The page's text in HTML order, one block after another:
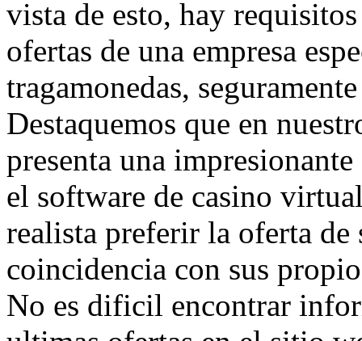
vista de esto, hay
ofertas de una empresa
tragamonedas,
Destaquemos que en
presenta una
el software de casino
realista preferir la oferta
coincidencia con sus
No es dificil encontrar